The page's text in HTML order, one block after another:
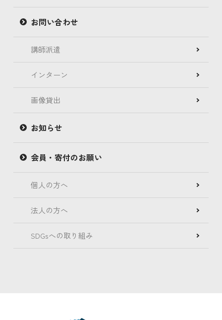
お問い合わせ
講師派遣
インターン
画像貸出
お知らせ
会員・寄付のお願い
個人の方へ
法人の方へ
SDGsへの取り組み